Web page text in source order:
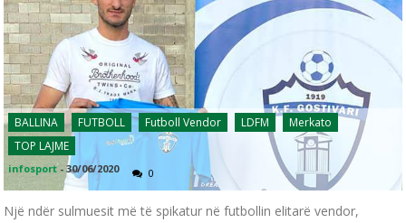
BALLINA FUTBOLL Futboll Vendor LDFM
Merkato
TOP LAJME
infosport -30/06/2020 0
Një ndër sulmuesit më të spikatur në futbollin elitarë vendor,